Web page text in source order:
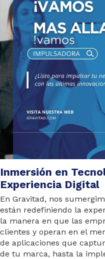
Inmersión en
Experiencia Digital
En Gravitad, nos
están redefiniendo la
la manera en que las
clientes y operan en el
de aplicaciones que
de tu marca, hasta la